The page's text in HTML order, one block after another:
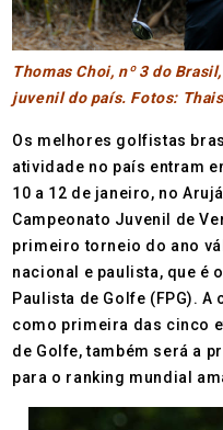
Thomas Choi, nº 3 do
juvenil do país. Fotos:
Os melhores golfistas
atividade no país entram
10 a 12 de janeiro, no
Campeonato Juvenil de
primeiro torneio do ano
nacional e paulista, que é
Paulista de Golfe (FPG).
como primeira das cinco
de Golfe, também será a
para o ranking mundial